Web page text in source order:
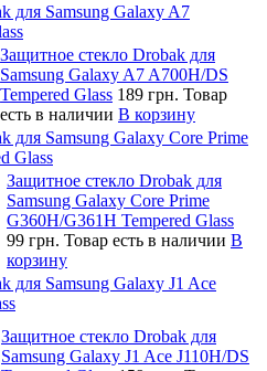
для Samsung Galaxy A7
Защитное стекло Drobak для
Samsung Galaxy A7 A700H/DS
Tempered Glass 189 грн. Товар
есть в наличии В корзину
для Samsung Galaxy Core Prime
Glass
Защитное стекло Drobak для
Samsung Galaxy Core Prime
G360H/G361H Tempered Glass
99 грн. Товар есть в наличии В
корзину
для Samsung Galaxy J1 Ace
Защитное стекло Drobak для
Samsung Galaxy J1 Ace J110H/DS